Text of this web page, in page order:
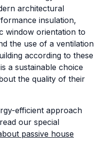
architectural
insulation,
window orientation to
the use of a ventilation
according to these
a sustainable choice
the quality of their
efficient approach
our special
passive house